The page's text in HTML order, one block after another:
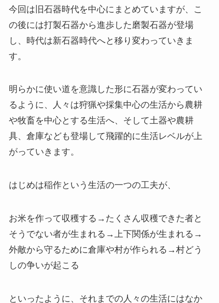
今回は旧石器時代を中心にまとめていますが、こ
の後には打製石器から進歩した磨製石器が登場
し、時代は新石器時代へと移り変わっていきま
す。
明らかに使い道を意識した形に石器が変わってい
るように、人々は狩猟や採集中心の生活から農耕
や牧畜を中心とする生活へ、そして土器や農耕
具、倉庫なども登場して飛躍的に生活レベルが上
がっていきます。
はじめは稲作という生活の一つの工夫が、
お米を作って収穫する→たくさん収穫できた者と
そうでない者が生まれる→上下関係が生まれる→
外敵から守るために倉庫や村が作られる→村どう
しの争いが起こる
といったように、それまでの人々の生活にはなか